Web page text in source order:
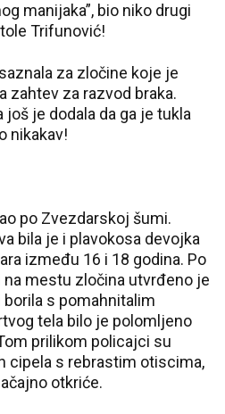
manijaka”, bio niko drugi
Trifunović!
za zločine koje je
zahtev za razvod braka.
je dodala da ga je tukla
nikakav!
po Zvezdarskoj šumi.
bila je i plavokosa devojka
između 16 i 18 godina. Po
mestu zločina utvrđeno je
s pomahnitalim
tela bilo je polomljeno
prilikom policajci su
cipela s rebrastim otiscima,
otkriće.